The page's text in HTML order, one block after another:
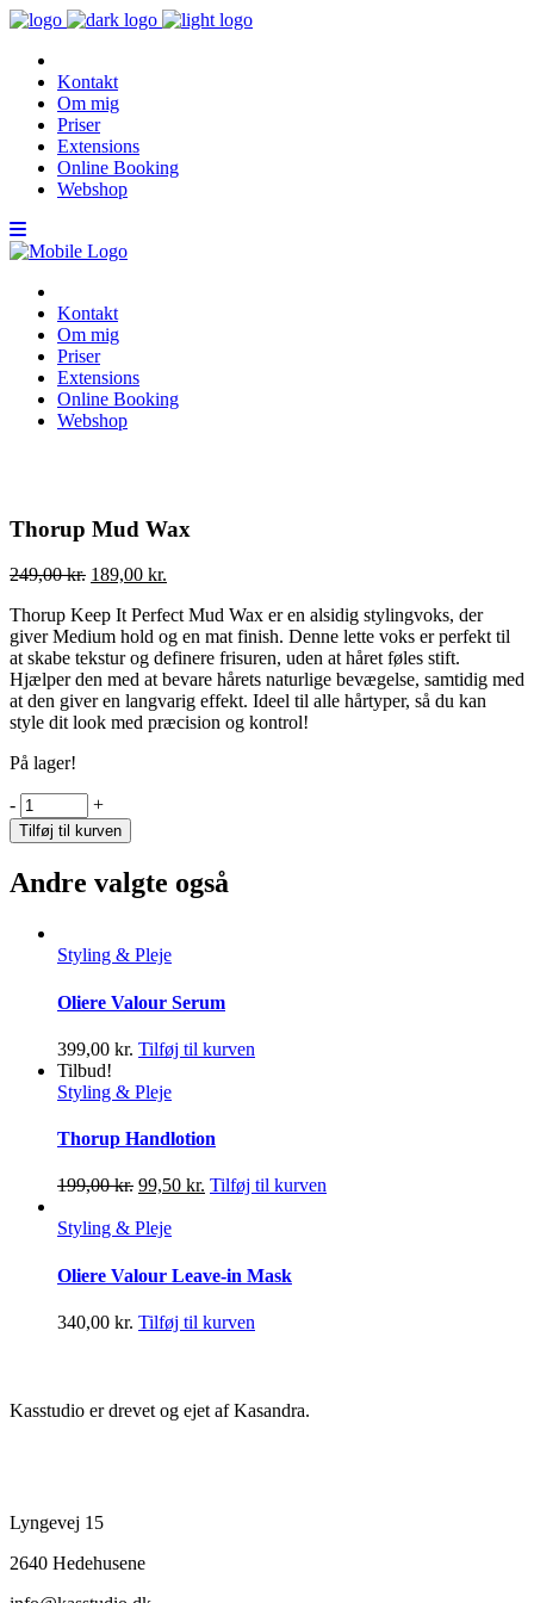
Kontakt
Om mig
Priser
Extensions
Online Booking
Webshop
Kontakt
Om mig
Priser
Extensions
Online Booking
Webshop
Thorup Mud Wax
249,00kr. Original
was:
249,00 kr..
189,00 kr.
is:
189,00 kr..
Thorup Keep It Perfect Mud Wax er en alsidig stylingvoks, der
giver Medium hold og en mat finish. Denne lette voks er perfekt til
at skabe tekstur og definere frisuren, uden at håret føles stift.
Hjælper den med at bevare hårets naturlige bevægelse, samtidig med
at den giver en langvarig effekt. Ideel til alle hårtyper, så du kan
style dit look med præcision og kontrol!
På lager!
Thorup
Mud
Wax
quantity
- +
Tilføj til kurven
Andre valgte også
Styling & Pleje
Oliere Valour Serum
399,00 kr. Tilføj til kurven
Tilbud!
Styling & Pleje
Thorup Handlotion
199,00kr. Original
was:
99,50 kr. Current
Tilføj til kurven
Styling & Pleje
Oliere Valour Leave-in Mask
340,00 kr. Tilføj til kurven
Kasstudio er drevet og ejet af Kasandra.
Lyngevej 15
2640 Hedehusene